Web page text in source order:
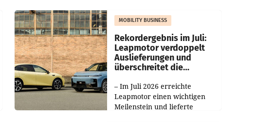
Die beiden Standorte liegen in
Haag sowie im rund
MOBILITY BUSINESS
Rekordergebnis im Juli:
Leapmotor verdoppelt
Auslieferungen und
überschreitet die
– Im Juli 2026 erreichte
Leapmotor einen wichtigen
Meilenstein und lieferte